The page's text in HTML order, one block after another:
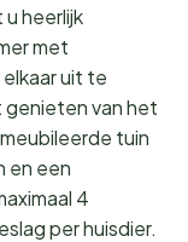
heerlijk
met
uit te
genieten van het
tuin
en een
4
per huisdier.